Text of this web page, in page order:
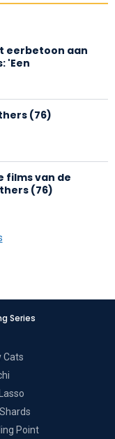
eerbetoon aan
'Een
(76)
films van de
(76)
Series
Cats
Point